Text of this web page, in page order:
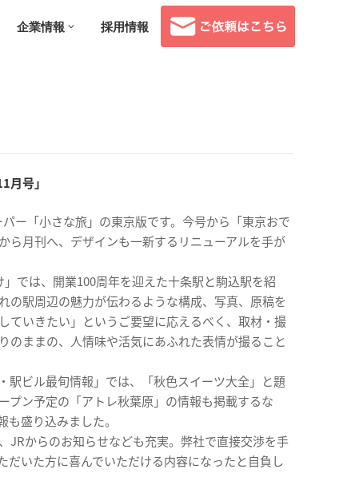
企業情報 採用情報
月号」
ー「小さな旅」の東京版です。今号から「東京おで
ら月刊へ、デザインも一新するリニューアルを手が
では、開業100周年を迎えた十条駅と駒込駅を紹
の駅周辺の魅力が伝わるような構成、写真、原稿を
ていきたい」というご要望に応えるべく、取材・撮
ままの、人情味や活気にあふれた表情が撮ること
駅ビル最旬情報」では、「秋色スイーツ大全」と題
プン予定の「アトレ秋葉原」の情報も掲載するな
盛り込みました。
JRからのお知らせなども充実。弊社で直接交渉を手
いた方に喜んでいただける内容になったと自負し